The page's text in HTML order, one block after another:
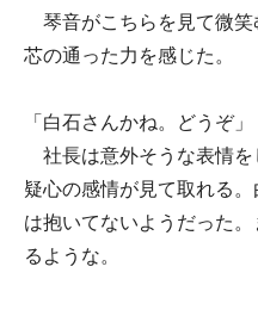
琴音がこちらを見て微笑
芯の通った力を感じた。
「白石さんかね。どうぞ」
社長は意外そうな表情を
疑心の感情が見て取れる
は抱いてないようだった
るような。